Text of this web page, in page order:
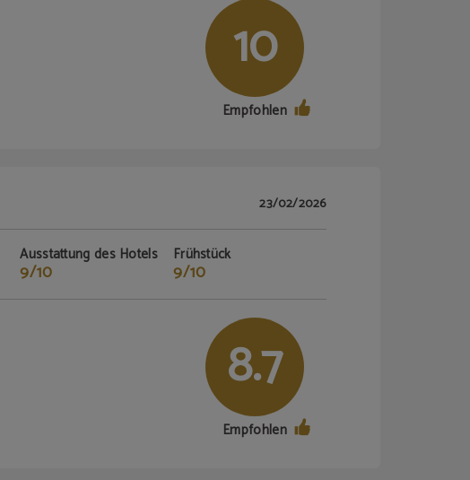
10
Empfohlen
23/02/2026
Ausstattung des Hotels
9/10
Frühstück
9/10
8.7
Empfohlen